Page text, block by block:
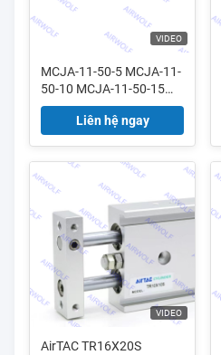
VIDEO
MCJA-11-50-5 MCJA-11-
50-10 MCJA-11-50-15
MCJA-11-50-20
Mindman Máy bơm nhỏ
Liên hệ ngay
VIDEO
AirTAC TR16X20S